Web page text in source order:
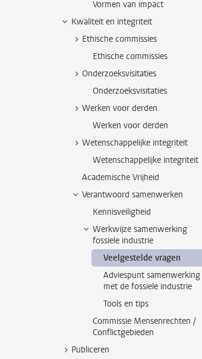
Vormen van impact
Kwaliteit en integriteit
Ethische commissies
Ethische commissies
Onderzoeksvisitaties
Onderzoeksvisitaties
Werken voor derden
Werken voor derden
Wetenschappelijke integriteit
Wetenschappelijke integriteit
Academische Vrijheid
Verantwoord samenwerken
Kennisveiligheid
Werkwijze samenwerking
fossiele industrie
Veelgestelde vragen
Adviespunt samenwerking
met de fossiele industrie
Tools en tips
Commissie Mensenrechten /
Conflictgebieden
Publiceren